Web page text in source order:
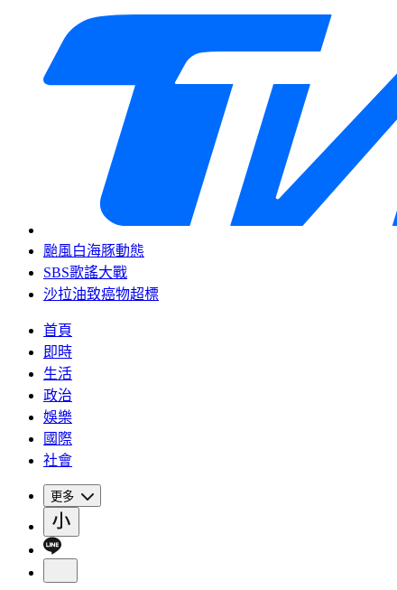
颱風白海豚動態
SBS歌謠大戰
沙拉油致癌物超標
首頁
即時
生活
政治
娛樂
國際
社會
更多